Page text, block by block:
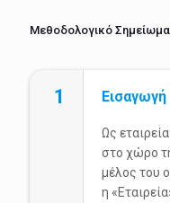
Μεθοδολογικό Σημείωμα
1 Εισαγωγή
Ως
στο χώρο
μέλος του
η